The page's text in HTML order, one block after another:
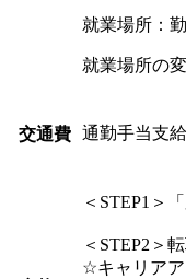
就業場所：
就業場所の
交通費 通勤手当支
＜STEP1＞
＜STEP2＞
☆キャリアア